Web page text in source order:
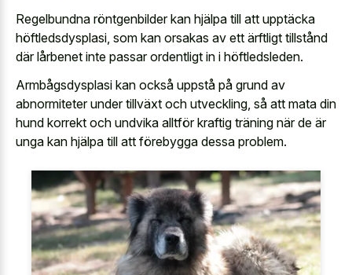
Regelbundna röntgenbilder kan hjälpa till att upptäcka
höftledsdysplasi, som kan orsakas av ett ärftligt tillstånd
där lårbenet inte passar ordentligt in i höftledsleden.
Armbågsdysplasi kan också uppstå på grund av
abnormiteter under tillväxt och utveckling, så att mata din
hund korrekt och undvika alltför kraftig träning när de är
unga kan hjälpa till att förebygga dessa problem.